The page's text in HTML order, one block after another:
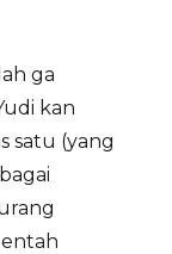
ga
kan
satu (yang